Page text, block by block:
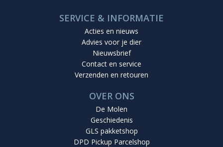
SERVICE & INFORMATIE
Acties en nieuws
Advies voor je dier
Nieuwsbrief
Contact en service
Verzenden en retouren
OVER ONS
De Molen
Geschiedenis
GLS pakketshop
DPD Pickup Parcelshop